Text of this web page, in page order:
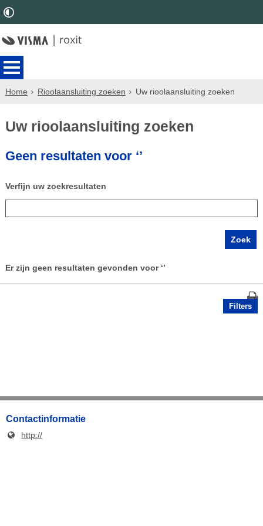
Home Rioolaansluiting zoeken Uw rioolaansluiting zoeken
Uw rioolaansluiting zoeken
Geen resultaten voor ‘’
Verfijn uw zoekresultaten
Er zijn geen resultaten gevonden voor ‘’
Filters
Contactinformatie
http://